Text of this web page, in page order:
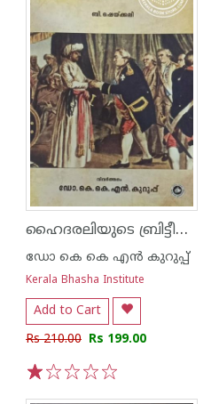
ഹൈദരലിയുടെ ബ്രിട്ടീഷ് ബന്ധങ്ങൾ
ഡോ കെ കെ എ‌ന്‍ കുറുപ്പ്
Kerala Bhasha Institute
Add to Cart
Rs 210.00 Rs 199.00